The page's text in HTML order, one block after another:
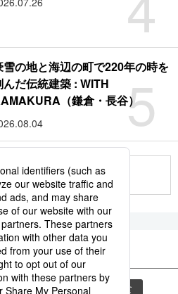
5
雪の地と海辺の町で220年の時を
んだ伝統建築 : WITH
（鎌倉・長谷）
と見る
・災害 災害 和食